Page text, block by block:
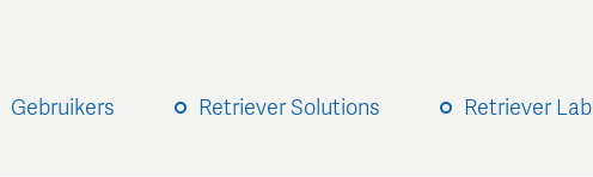
Gebruikers Retriever Solutions Retriever Lab